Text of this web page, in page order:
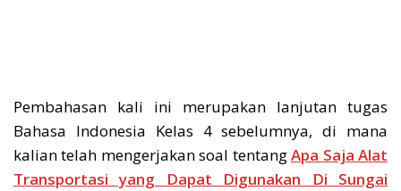
Pembahasan kali ini merupakan lanjutan tugas
Bahasa Indonesia Kelas 4 sebelumnya, di mana
kalian telah mengerjakan soal tentangApa Saja Alat
Transportasi yang Dapat Digunakan Di Sungai